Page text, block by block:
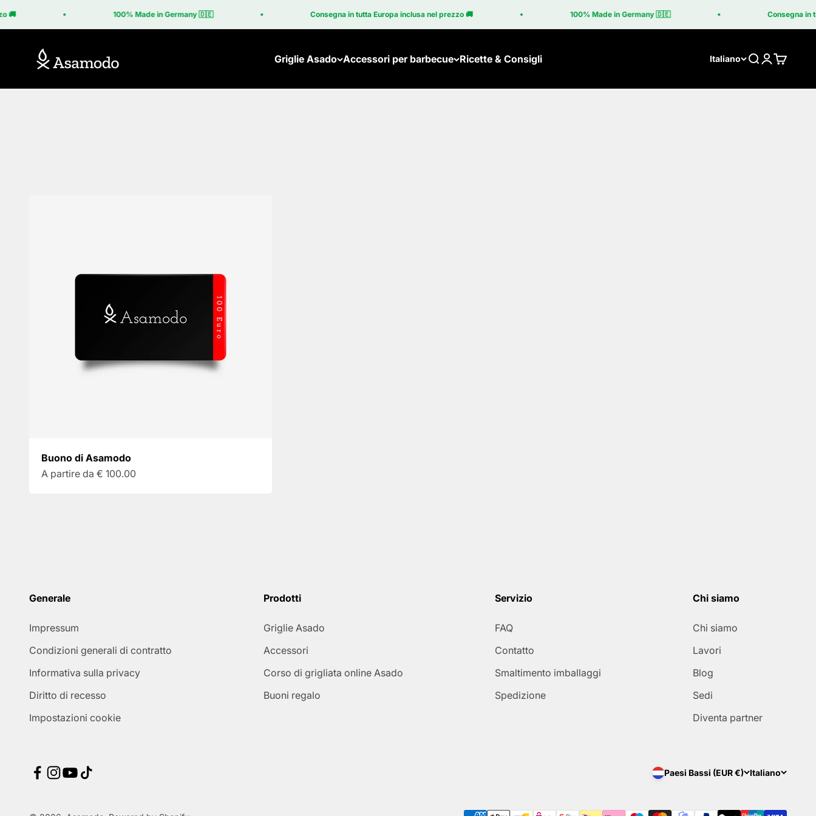
🚚 100% Made in Germany 🇩🇪 Consegna in tutta Europa inclusa nel prezzo 🚚 100% Made in Germany 🇩🇪 Consegna in
Griglie Asado Accessori per barbecue Ricette & Consigli
Asamodo
Italiano CercaAccediCarrello
Buono di Asamodo
Prezzo scontato
A partire da € 100.00
Generale
Impressum
Condizioni generali di contratto
Informativa sulla privacy
Diritto di recesso
Impostazioni cookie
Prodotti
Griglie Asado
Accessori
Corso di grigliata online Asado
Buoni regalo
Servizio
FAQ
Contatto
Smaltimento imballaggi
Spedizione
Chi siamo
Chi siamo
Lavori
Blog
Sedi
Diventa partner
Paesi Bassi (EUR €) Italiano